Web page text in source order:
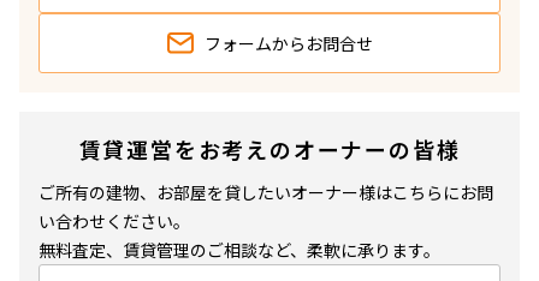
フォームから お問合せ
賃貸運営をお考えのオーナーの皆様
ご所有の建物、お部屋を貸したいオーナー様はこちらにお問
い合わせください。
無料査定、賃貸管理のご相談など、柔軟に承ります。